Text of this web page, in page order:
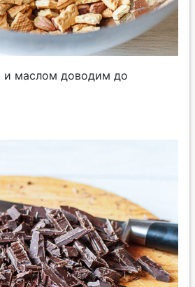
и маслом доводим до